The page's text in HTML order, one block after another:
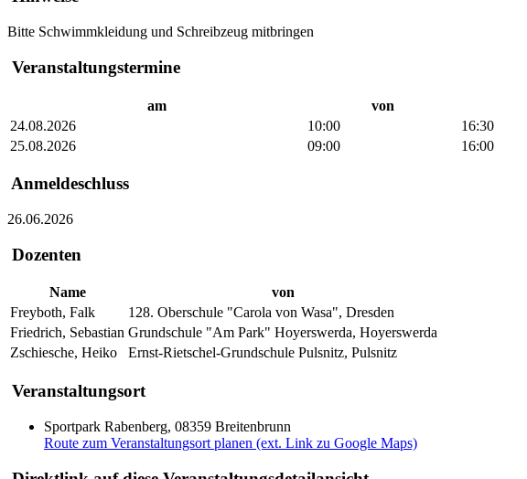
Bitte Schwimmkleidung und Schreibzeug mitbringen
Veranstaltungstermine
am von
24.08.2026
10:00
16:30
25.08.2026
09:00 16:00
Anmeldeschluss
26.06.2026
Dozenten
Name
von
Freyboth, Falk
128. Oberschule "Carola von Wasa", Dresden
Friedrich, Sebastian Grundschule "Am Park" Hoyerswerda, Hoyerswerda
Zschiesche, Heiko
Ernst-Rietschel-Grundschule Pulsnitz, Pulsnitz
Veranstaltungsort
Sportpark Rabenberg, 08359 Breitenbrunn
Route zum Veranstaltungsort planen (ext. Link zu Google Maps)